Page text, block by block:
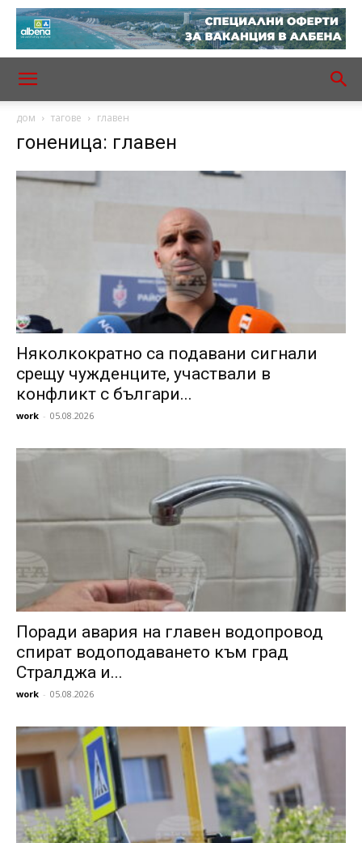
дом тагове главен
гоненица: главен
Няколкократно са подавани сигнали
срещу чужденците, участвали в
конфликт с българи...
work - 05.08.2026
Поради авария на главен водопровод
спират водоподаването към град
Стралджа и...
work - 05.08.2026